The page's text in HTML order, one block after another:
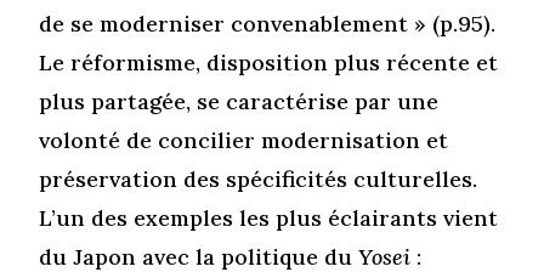
de se moderniser convenablement » (p.95).
Le réformisme, disposition plus récente et
plus partagée, se caractérise par une
volonté de concilier modernisation et
préservation des spécificités culturelles.
L’un des exemples les plus éclairants vient
du Japon avec la politique duYosei :